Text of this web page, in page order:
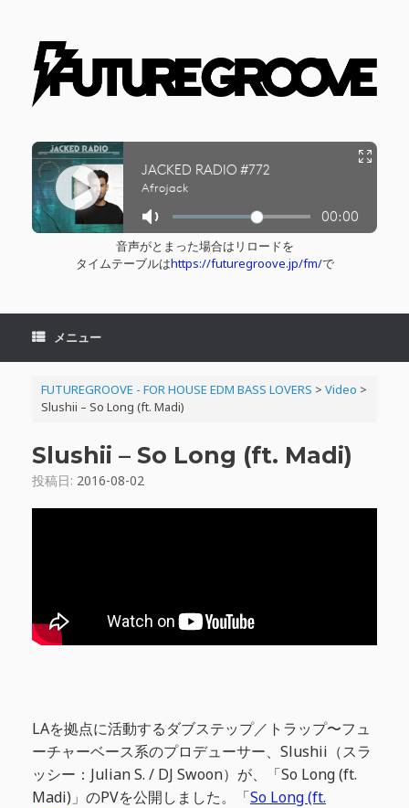
音声がとまった場合はリロードを
タイムテーブルはhttps://futuregroove.jp/fm/で
メニュー
FUTUREGROOVE - FOR HOUSE EDM BASS LOVERS > Video >
Slushii – So Long (ft. Madi)
Slushii – So Long (ft. Madi)
投稿日: 2016-08-02
LAを拠点に活動するダブステップ／トラップ〜フュ
ーチャーベース系のプロデューサー、Slushii（スラ
ッシー：Julian S. / DJ Swoon）が、「So Long (ft.
Madi)」のPVを公開しました。「So Long (ft.